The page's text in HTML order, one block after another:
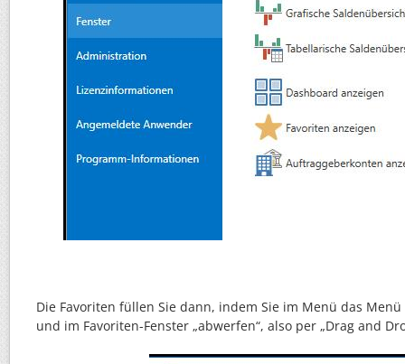
Die Favoriten füllen Sie dann, indem Sie im Menü das
und im Favoriten-Fenster „abwerfen“, also per „Drag and